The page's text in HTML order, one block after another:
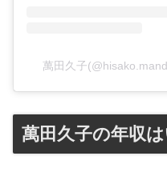
萬田久子
萬田久子の年収